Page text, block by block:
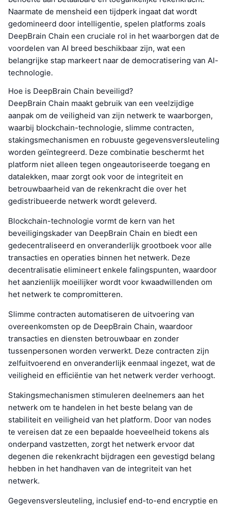
Naarmate de mensheid een tijdperk ingaat dat wordt
gedomineerd door intelligentie, spelen platforms zoals
DeepBrain Chain een cruciale rol in het waarborgen dat de
voordelen van AI breed beschikbaar zijn, wat een
belangrijke stap markeert naar de democratisering van AI-
technologie.
Hoe is DeepBrain Chain beveiligd?
DeepBrain Chain maakt gebruik van een veelzijdige
aanpak om de veiligheid van zijn netwerk te waarborgen,
waarbij blockchain-technologie, slimme contracten,
stakingsmechanismen en robuuste gegevensversleuteling
worden geïntegreerd. Deze combinatie beschermt het
platform niet alleen tegen ongeautoriseerde toegang en
datalekken, maar zorgt ook voor de integriteit en
betrouwbaarheid van de rekenkracht die over het
gedistribueerde netwerk wordt geleverd.
Blockchain-technologie vormt de kern van het
beveiligingskader van DeepBrain Chain en biedt een
gedecentraliseerd en onveranderlijk grootboek voor alle
transacties en operaties binnen het netwerk. Deze
decentralisatie elimineert enkele falingspunten, waardoor
het aanzienlijk moeilijker wordt voor kwaadwillenden om
het netwerk te compromitteren.
Slimme contracten automatiseren de uitvoering van
overeenkomsten op de DeepBrain Chain, waardoor
transacties en diensten betrouwbaar en zonder
tussenpersonen worden verwerkt. Deze contracten zijn
zelfuitvoerend en onveranderlijk eenmaal ingezet, wat de
veiligheid en efficiëntie van het netwerk verder verhoogt.
Stakingsmechanismen stimuleren deelnemers aan het
netwerk om te handelen in het beste belang van de
stabiliteit en veiligheid van het platform. Door van nodes
te vereisen dat ze een bepaalde hoeveelheid tokens als
onderpand vastzetten, zorgt het netwerk ervoor dat
degenen die rekenkracht bijdragen een gevestigd belang
hebben in het handhaven van de integriteit van het
netwerk.
Gegevensversleuteling, inclusief end-to-end encryptie en